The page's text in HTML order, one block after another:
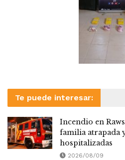
Te puede interesar:
Incendio en
familia atrapada
hospitalizadas
2026/08/09